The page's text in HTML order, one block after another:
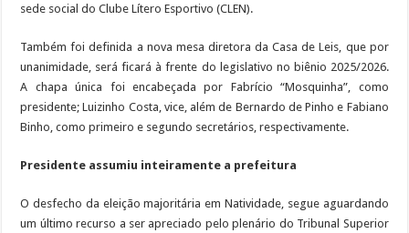
sede social do Clube Lítero Esportivo (CLEN).
Também foi definida a nova mesa diretora da Casa de Leis, que por
unanimidade, será ficará à frente do legislativo no biênio 2025/2026.
A chapa única foi encabeçada por Fabrício “Mosquinha”, como
presidente; Luizinho Costa, vice, além de Bernardo de Pinho e Fabiano
Binho, como primeiro e segundo secretários, respectivamente.
Presidente assumiu inteiramente a prefeitura
O desfecho da eleição majoritária em Natividade, segue aguardando
um último recurso a ser apreciado pelo plenário do Tribunal Superior